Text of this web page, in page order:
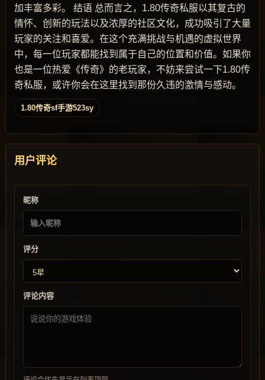
加丰富多彩。 结语 总而言之，1.80传奇私服以其复古的
情怀、创新的玩法以及浓厚的社区文化，成功吸引了大量
玩家的关注和喜爱。在这个充满挑战与机遇的虚拟世界
中，每一位玩家都能找到属于自己的位置和价值。如果你
也是一位热爱《传奇》的老玩家，不妨来尝试一下1.80传
奇私服，或许你会在这里找到那份久违的激情与感动。
1.80传奇sf手游523sy
用户评论
昵称
评分
评论内容